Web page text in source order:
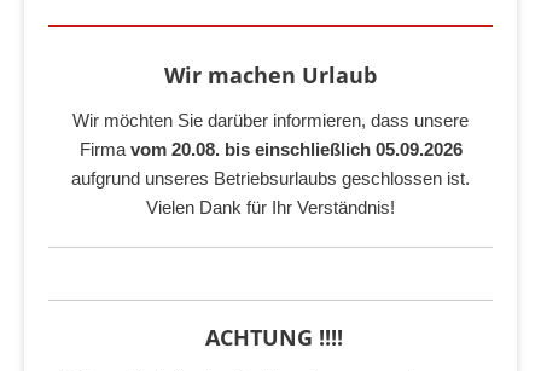
Wir machen Urlaub
Wir möchten Sie darüber informieren, dass unsere
Firma vom 20.08. bis einschließlich 05.09.2026
aufgrund unseres Betriebsurlaubs geschlossen ist.
Vielen Dank für Ihr Verständnis!
ACHTUNG !!!!